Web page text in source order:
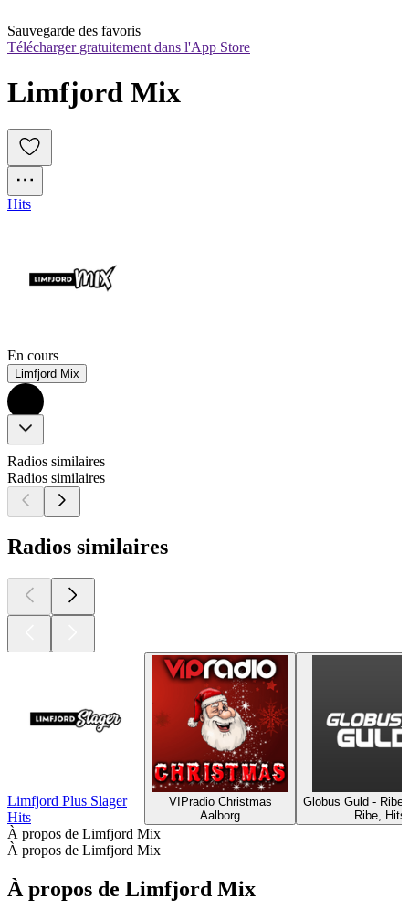
Sauvegarde des favoris
Télécharger gratuitement dans l'App Store
Limfjord Mix
Hits
En cours
Limfjord Mix
Radios similaires
Radios similaires
Radios similaires
Limfjord Plus Slager
Hits
VIPradio Christmas
Aalborg
Globus Guld - Ribe
Ribe, Hits
À propos de Limfjord Mix
À propos de Limfjord Mix
À propos de Limfjord Mix